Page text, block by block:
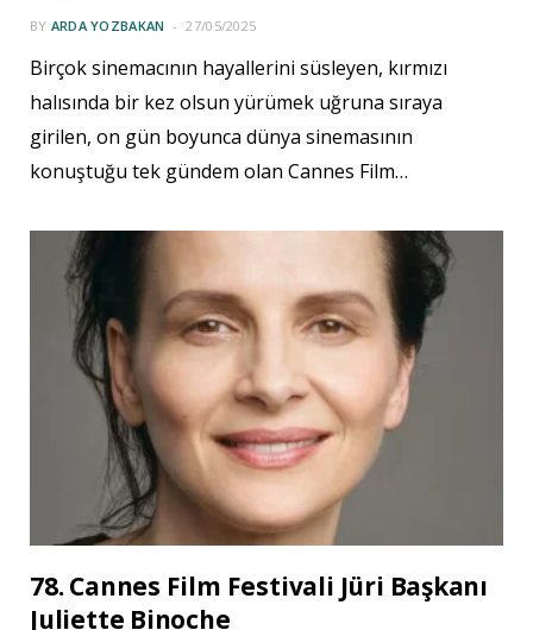
BY ARDA YOZBAKAN 27/05/2025
Birçok sinemacının hayallerini süsleyen, kırmızı
halısında bir kez olsun yürümek uğruna sıraya
girilen, on gün boyunca dünya sinemasının
konuştuğu tek gündem olan Cannes Film…
78. Cannes Film Festivali Jüri Başkanı
Juliette Binoche